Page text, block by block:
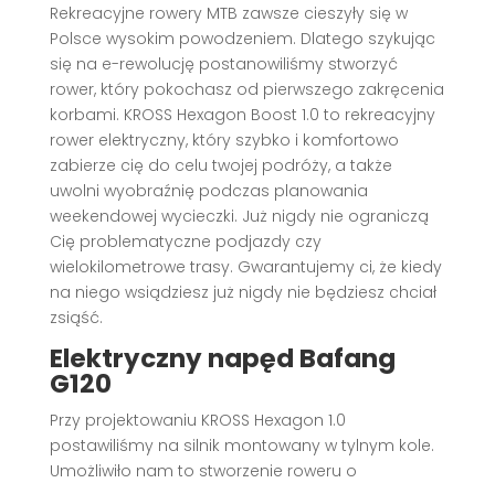
Rekreacyjne rowery MTB zawsze cieszyły się w
Polsce wysokim powodzeniem. Dlatego szykując
się na e-rewolucję postanowiliśmy stworzyć
rower, który pokochasz od pierwszego zakręcenia
korbami. KROSS Hexagon Boost 1.0 to rekreacyjny
rower elektryczny, który szybko i komfortowo
zabierze cię do celu twojej podróży, a także
uwolni wyobraźnię podczas planowania
weekendowej wycieczki. Już nigdy nie ograniczą
Cię problematyczne podjazdy czy
wielokilometrowe trasy. Gwarantujemy ci, że kiedy
na niego wsiądziesz już nigdy nie będziesz chciał
zsiąść.
Elektryczny napęd Bafang
G120
Przy projektowaniu KROSS Hexagon 1.0
postawiliśmy na silnik montowany w tylnym kole.
Umożliwiło nam to stworzenie roweru o